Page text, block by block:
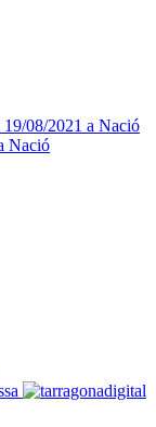
19/08/2021 a Nació
Nació